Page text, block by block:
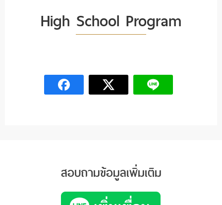
High School Program
สอบถามข้อมูลเพิ่มเติม